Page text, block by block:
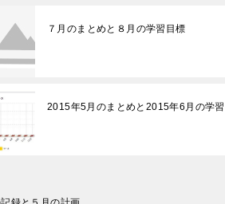
７月のまとめと８月の学習目標
2015年5月のまとめと2015年6月の学